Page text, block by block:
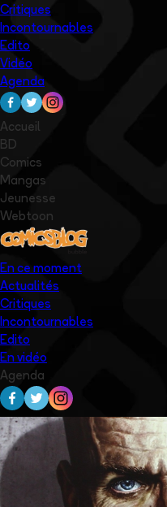
Critiques
Incontournables
Edito
Vidéo
Agenda
Accueil
BD
Comics
Mangas
Jeunesse
Webtoon
En ce moment
Actualités
Critiques
Incontournables
Edito
En vidéo
Agenda